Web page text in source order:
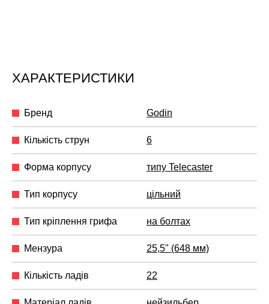
ХАРАКТЕРИСТИКИ
Бренд Godin
Кількість струн 6
Форма корпусу типу Telecaster
Тип корпусу цільний
Тип кріплення грифа на болтах
Мензура 25,5" (648 мм)
Кількість ладів 22